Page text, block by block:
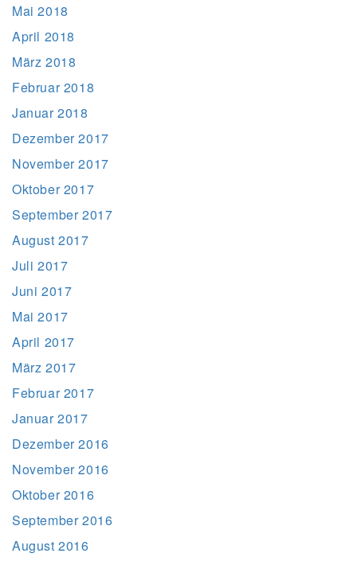
Mai 2018
April 2018
März 2018
Februar 2018
Januar 2018
Dezember 2017
November 2017
Oktober 2017
September 2017
August 2017
Juli 2017
Juni 2017
Mai 2017
April 2017
März 2017
Februar 2017
Januar 2017
Dezember 2016
November 2016
Oktober 2016
September 2016
August 2016